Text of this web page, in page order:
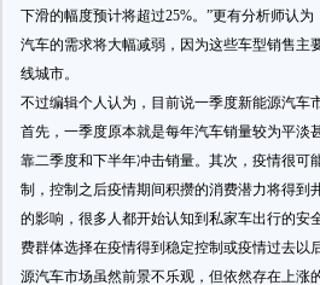
下滑的幅度预计将超过25%。”更有分析师认
汽车的需求将大幅减弱，因为这些车型销售主
线城市。
不过编辑个人认为，目前说一季度新能源汽车
首先，一季度原本就是每年汽车销量较为平淡
靠二季度和下半年冲击销量。其次，疫情很可
制，控制之后疫情期间积攒的消费潜力将得到
的影响，很多人都开始认知到私家车出行的安
费群体选择在疫情得到稳定控制或疫情过去以
源汽车市场虽然前景不乐观，但依然存在上涨